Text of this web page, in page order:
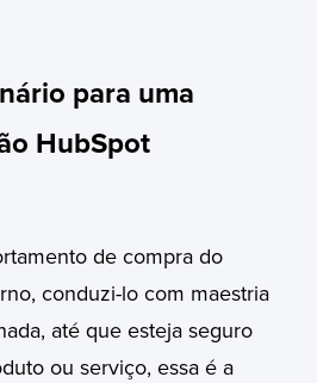
para uma
HubSpot
de compra do
conduzi-lo com maestria
até que esteja seguro
ou serviço, essa é a